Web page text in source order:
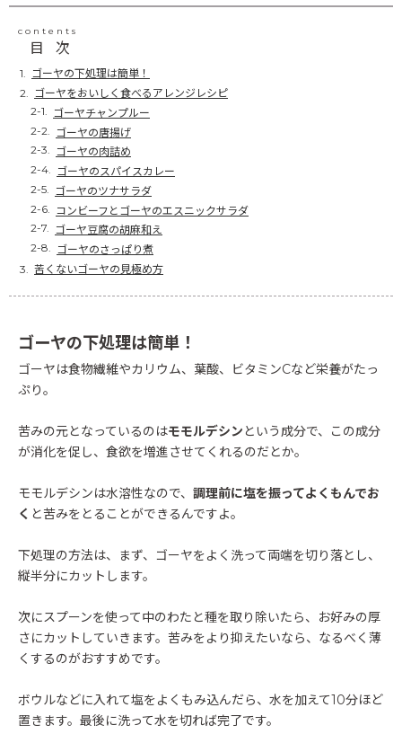
contents
目次
ゴーヤの下処理は簡単！
ゴーヤをおいしく食べるアレンジレシピ
ゴーヤチャンプルー
ゴーヤの唐揚げ
ゴーヤの肉詰め
ゴーヤのスパイスカレー
ゴーヤのツナサラダ
コンビーフとゴーヤのエスニックサラダ
ゴーヤ豆腐の胡麻和え
ゴーヤのさっぱり煮
苦くないゴーヤの見極め方
ゴーヤの下処理は簡単！
ゴーヤは食物繊維やカリウム、葉酸、ビタミンCなど栄養がたっ
ぷり。
苦みの元となっているのはモモルデシンという成分で、この成分
が消化を促し、食欲を増進させてくれるのだとか。
モモルデシンは水溶性なので、 調理前に塩を振ってよくもんでお
く と苦みをとることができるんですよ。
下処理の方法は、まず、ゴーヤをよく洗って両端を切り落とし、
縦半分にカットします。
次にスプーンを使って中のわたと種を取り除いたら、お好みの厚
さにカットしていきます。苦みをより抑えたいなら、なるべく薄
くするのがおすすめです。
ボウルなどに入れて塩をよくもみ込んだら、水を加えて10分ほど
置きます。最後に洗って水を切れば完了です。